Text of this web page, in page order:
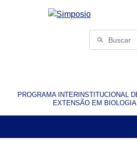
Buscar
por:
PROGRAMA INTERINSTITUCIONAL
EXTENSÃO EM